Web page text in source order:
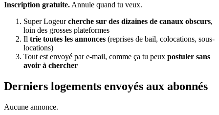
Inscription gratuite. Annule quand tu veux.
Super Logeurcherche sur des dizaines de canaux obscurs,
loin des grosses plateformes
Il trie toutes les annonces (reprises de bail, colocations, sous-
locations)
Tout est envoyé par e-mail, comme ça tu peux postuler sans
avoir à chercher
Derniers logements envoyés aux abonnés
Aucune annonce.